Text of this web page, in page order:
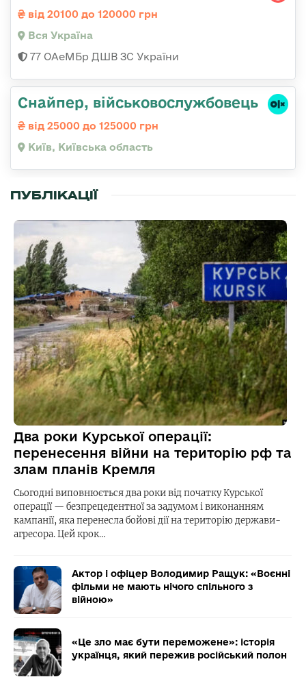
від 20100 до 120000 грн
Вся Україна
77 ОАеМБр ДШВ ЗС України
Снайпер, військовослужбовець
від 25000 до 125000 грн
Київ, Київська область
ПУБЛІКАЦІЇ
Два роки Курської операції:
перенесення війни на територію рф та
злам планів Кремля
Сьогодні виповнюється два роки від початку Курської
операції — безпрецедентної за задумом і виконанням
кампанії, яка перенесла бойові дії на територію держави-
агресора. Цей крок…
Актор і офіцер Володимир Ращук: «Воєнні
фільми не мають нічого спільного з
війною»
«Це зло має бути переможене»: історія
українця, який пережив російський полон